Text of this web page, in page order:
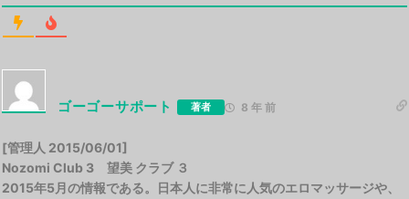
ゴーゴーサポート 著者 8 年 前
[管理人 2015/06/01]
Nozomi Club 3 望美 クラブ ３
2015年5月の情報である。日本人に非常に人気のエロマッサージや、